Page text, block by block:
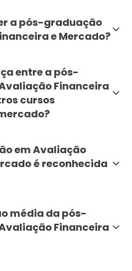
a pós-graduação
e Mercado?
entre a pós-
Financeira
cursos
em Avaliação
é reconhecida
média da pós-
Financeira